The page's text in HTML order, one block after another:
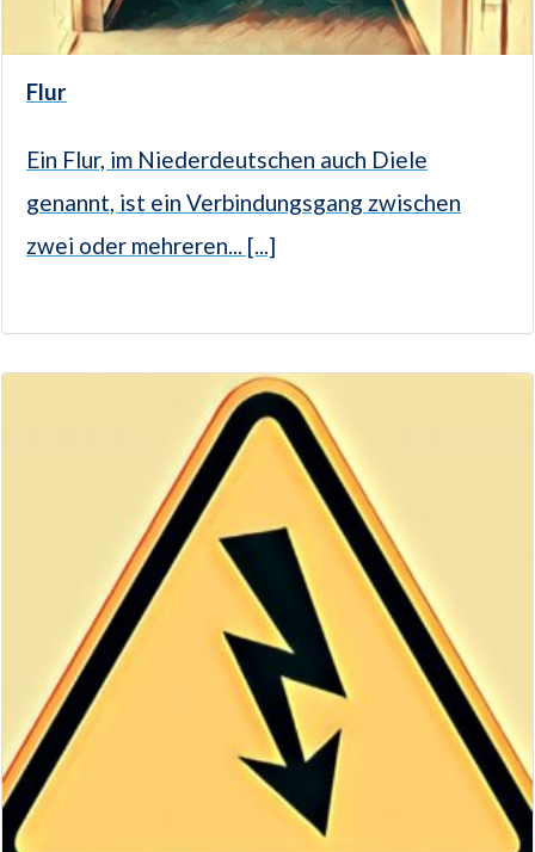
Flur
Ein Flur, im Niederdeutschen auch Diele
genannt, ist ein Verbindungsgang zwischen
zwei oder mehreren... [...]